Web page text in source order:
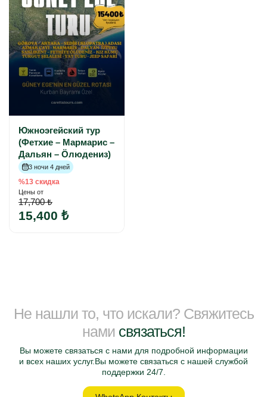
Южноэгейский тур
(Фетхие – Мармарис –
Дальян – Öлюдениз)
3 ночи 4 дней
%13 скидка
Цены от
17,700 ₺
15,400 ₺
Не нашли то, что искали? Свяжитесь
нами связаться!
Вы можете связаться с нами для подробной информации
и всех наших услуг.Вы можете связаться с нашей службой
поддержки 24/7.